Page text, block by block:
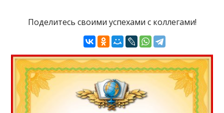
Поделитесь своими успехами с коллегами!